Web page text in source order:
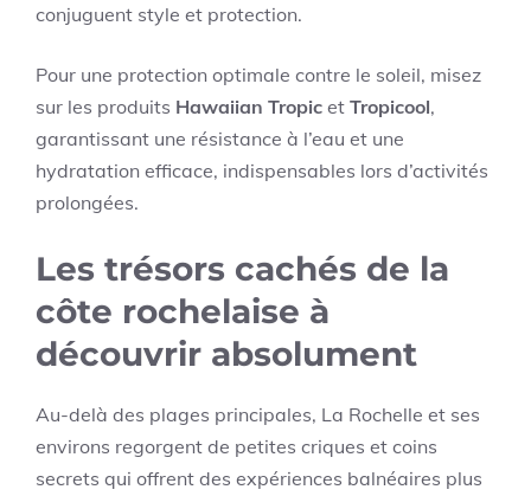
conjuguent style et protection.
Pour une protection optimale contre le soleil, misez
sur les produits Hawaiian Tropic et Tropicool,
garantissant une résistance à l’eau et une
hydratation efficace, indispensables lors d’activités
prolongées.
Les trésors cachés de la
côte rochelaise à
découvrir absolument
Au-delà des plages principales, La Rochelle et ses
environs regorgent de petites criques et coins
secrets qui offrent des expériences balnéaires plus